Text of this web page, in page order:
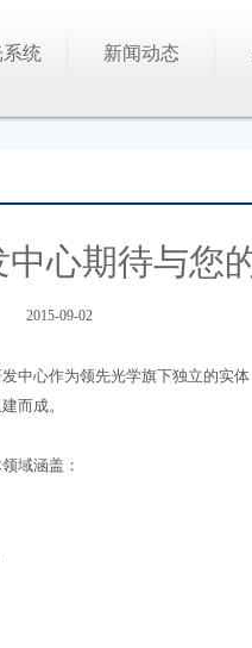
统 新闻动态
心期待与您
2015-09-02
中心作为领先光学旗下独立的实
而成。
域涵盖：